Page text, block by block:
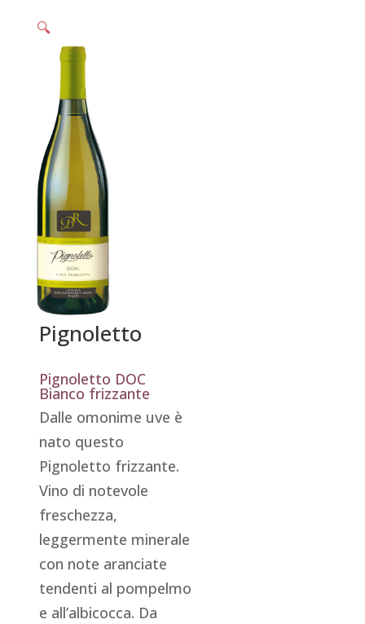
🔍
Pignoletto
Pignoletto DOC
Bianco frizzante
Dalle omonime uve è
nato questo
Pignoletto frizzante.
Vino di notevole
freschezza,
leggermente minerale
con note aranciate
tendenti al pompelmo
e all’albicocca. Da